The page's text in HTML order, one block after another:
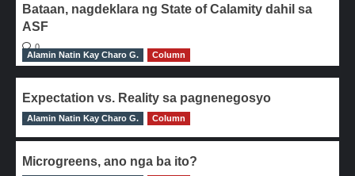
Bataan, nagdeklara ng State of Calamity dahil sa
ASF
0
Alamin Natin Kay Charo G.
Column
Expectation vs. Reality sa pagnenegosyo
0
Alamin Natin Kay Charo G. Column
Microgreens, ano nga ba ito?